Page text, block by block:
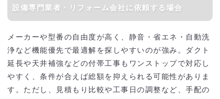
設備専門業者・リフォーム会社に依頼する場合
メーカーや型番の自由度が高く、静音・省エネ・自動洗
浄など機能優先で最適解を探しやすいのが強み。ダクト
延長や天井補強などの付帯工事もワンストップで対応し
やすく、条件が合えば総額を抑えられる可能性がありま
す。ただし、見積もり比較や工事日の調整など、手配の